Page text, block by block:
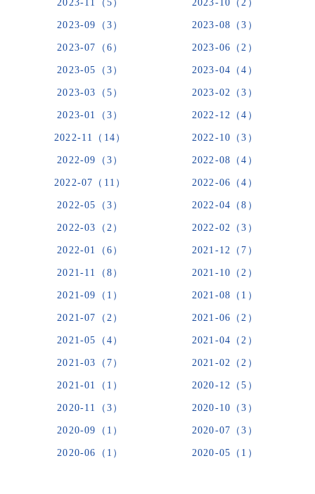
2023-11（5） 2023-10（2）
2023-09（3） 2023-08（3）
2023-07（6） 2023-06（2）
2023-05（3） 2023-04（4）
2023-03（5） 2023-02（3）
2023-01（3） 2022-12（4）
2022-11（14） 2022-10（3）
2022-09（3） 2022-08（4）
2022-07（11） 2022-06（4）
2022-05（3） 2022-04（8）
2022-03（2） 2022-02（3）
2022-01（6） 2021-12（7）
2021-11（8） 2021-10（2）
2021-09（1） 2021-08（1）
2021-07（2） 2021-06（2）
2021-05（4） 2021-04（2）
2021-03（7） 2021-02（2）
2021-01（1） 2020-12（5）
2020-11（3） 2020-10（3）
2020-09（1） 2020-07（3）
2020-06（1） 2020-05（1）